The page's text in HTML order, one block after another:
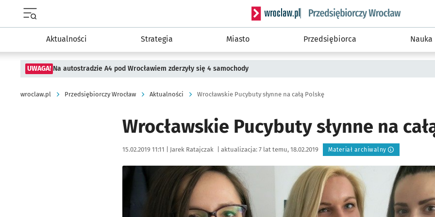
Serwis informacyjny wroclaw.pl podserwis:
Aktualności Strategia Miasto Przedsiębiorca Nauka
UWAGA! Na autostradzie A4 pod Wrocławiem zderzyły się 4 samochody
wroclaw.pl Przedsiębiorczy Wrocław Aktualności Wrocławskie Pucybuty słynne na całą Polskę
Wrocławskie Pucybuty słynne na
Data publikacji:
15.02.2019 11:11 | Autor:
Jarek Ratajczak aktualizacja: 7 lat temu, 18.02.2019 Materiał archiwalny
Kliknij, aby powiększyć